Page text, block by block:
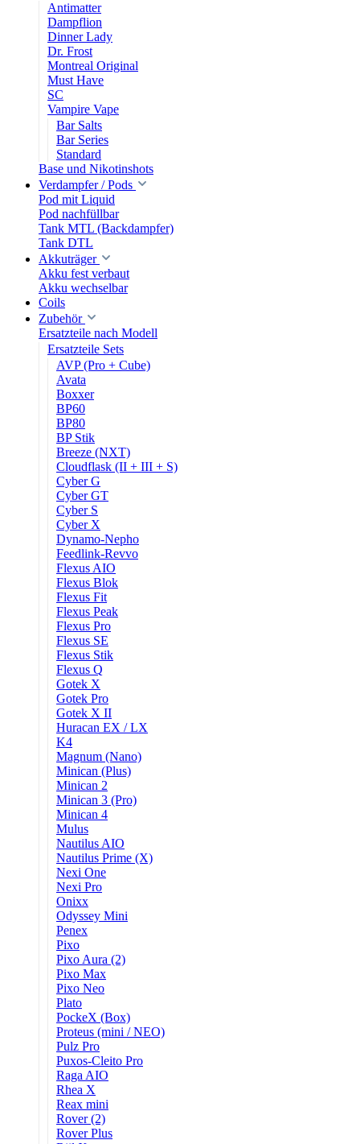
Antimatter
Dampflion
Dinner Lady
Dr. Frost
Montreal Original
Must Have
SC
Vampire Vape
Bar Salts
Bar Series
Standard
Base und Nikotinshots
Verdampfer / Pods
Pod mit Liquid
Pod nachfüllbar
Tank MTL (Backdampfer)
Tank DTL
Akkuträger
Akku fest verbaut
Akku wechselbar
Coils
Zubehör
Ersatzteile nach Modell
Ersatzteile Sets
AVP (Pro + Cube)
Avata
Boxxer
BP60
BP80
BP Stik
Breeze (NXT)
Cloudflask (II + III + S)
Cyber G
Cyber GT
Cyber S
Cyber X
Dynamo-Nepho
Feedlink-Revvo
Flexus AIO
Flexus Blok
Flexus Fit
Flexus Peak
Flexus Pro
Flexus SE
Flexus Stik
Flexus Q
Gotek X
Gotek Pro
Gotek X II
Huracan EX / LX
K4
Magnum (Nano)
Minican (Plus)
Minican 2
Minican 3 (Pro)
Minican 4
Mulus
Nautilus AIO
Nautilus Prime (X)
Nexi One
Nexi Pro
Onixx
Odyssey Mini
Penex
Pixo
Pixo Aura (2)
Pixo Max
Pixo Neo
Plato
PockeX (Box)
Proteus (mini / NEO)
Pulz Pro
Puxos-Cleito Pro
Raga AIO
Rhea X
Reax mini
Rover (2)
Rover Plus